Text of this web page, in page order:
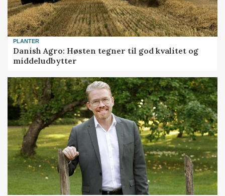
PLANTER
Danish Agro: Høsten tegner til god kvalitet og
middeludbytter